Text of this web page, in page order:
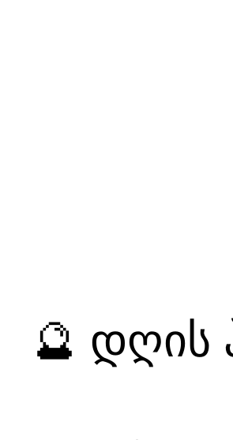
🔮 დღის